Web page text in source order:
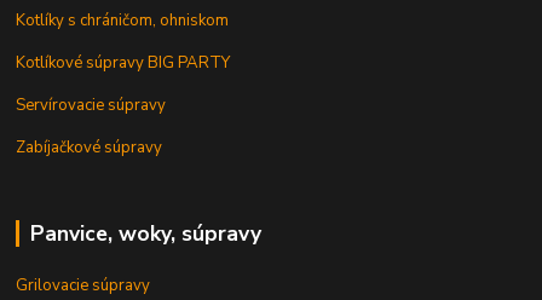
Kotlíky s chráničom, ohniskom
Kotlíkové súpravy BIG PARTY
Servírovacie súpravy
Zabíjačkové súpravy
Panvice, woky, súpravy
Grilovacie súpravy